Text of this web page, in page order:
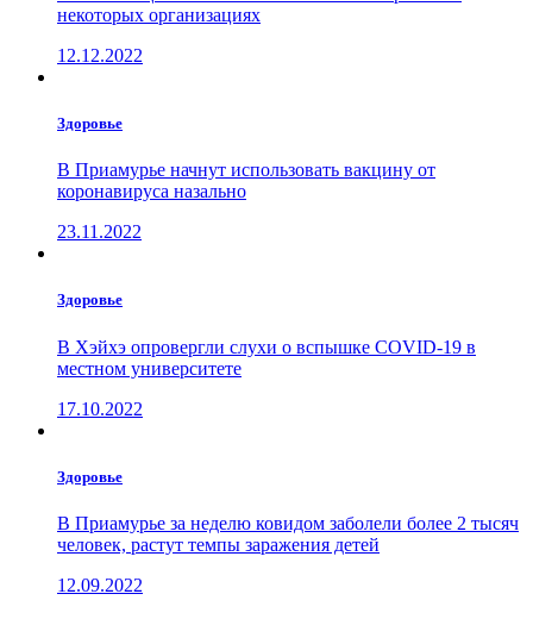
некоторых организациях
12.12.2022
Здоровье
В Приамурье начнут использовать вакцину от
коронавируса назально
23.11.2022
Здоровье
В Хэйхэ опровергли слухи о вспышке COVID-19 в
местном университете
17.10.2022
Здоровье
В Приамурье за неделю ковидом заболели более 2 тысяч
человек, растут темпы заражения детей
12.09.2022